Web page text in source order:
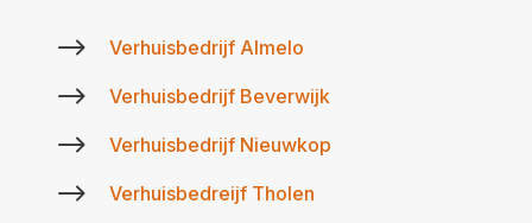
$ Verhuisbedrijf Almelo
$ Verhuisbedrijf Beverwijk
$ Verhuisbedrijf Nieuwkop
$ Verhuisbedreijf Tholen